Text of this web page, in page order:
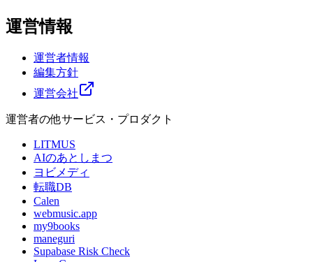
運営情報
運営者情報
編集方針
運営会社
運営者の他サービス・プロダクト
LITMUS
AIのあとしまつ
ヨビメディ
転職DB
Calen
webmusic.app
my9books
maneguri
Supabase Risk Check